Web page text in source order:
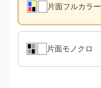
片面フルカラー
片面モノクロ